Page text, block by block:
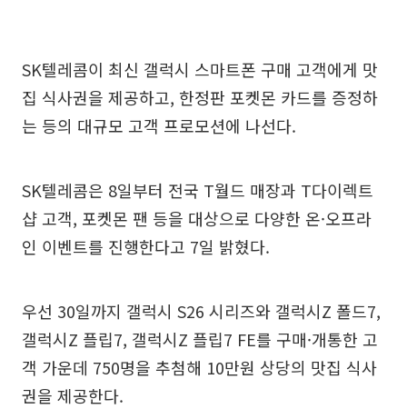
SK텔레콤이 최신 갤럭시 스마트폰 구매 고객에게 맛
집 식사권을 제공하고, 한정판 포켓몬 카드를 증정하
는 등의 대규모 고객 프로모션에 나선다.
SK텔레콤은 8일부터 전국 T월드 매장과 T다이렉트
샵 고객, 포켓몬 팬 등을 대상으로 다양한 온·오프라
인 이벤트를 진행한다고 7일 밝혔다.
우선 30일까지 갤럭시 S26 시리즈와 갤럭시Z 폴드7,
갤럭시Z 플립7, 갤럭시Z 플립7 FE를 구매·개통한 고
객 가운데 750명을 추첨해 10만원 상당의 맛집 식사
권을 제공한다.